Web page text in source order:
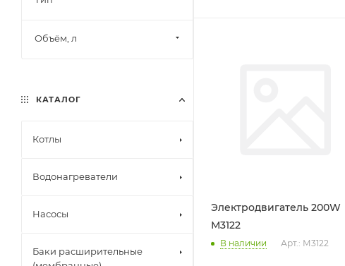
Электродвигатель 200W
М3122
В наличии Арт.: М3122
Объём, л
КАТАЛОГ
Котлы
Водонагреватели
Насосы
Баки расширительные